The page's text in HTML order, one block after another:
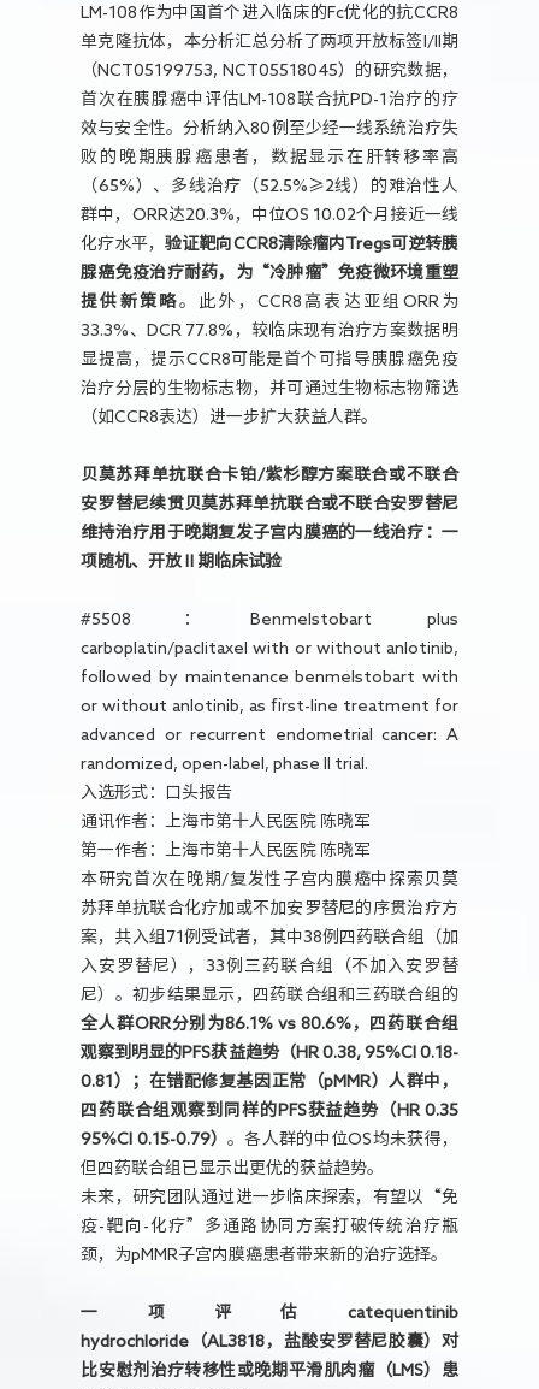
LM-108作为中国首个进入临床的Fc优化的抗CCR8
单克隆抗体，本分析汇总分析了两项开放标签I/II期
（NCT05199753, NCT05518045）的研究数据，
首次在胰腺癌中评估LM-108联合抗PD-1治疗的疗
效与安全性。分析纳入80例至少经一线系统治疗失
败的晚期胰腺癌患者，数据显示在肝转移率高
（65%）、多线治疗（52.5%≥2线）的难治性人
群中，ORR达20.3%，中位OS 10.02个月接近一线
化疗水平，验证靶向CCR8清除瘤内Tregs可逆转胰
腺癌免疫治疗耐药，为“冷肿瘤”免疫微环境重塑
提供新策略。此外，CCR8高表达亚组ORR为
33.3%、DCR 77.8%，较临床现有治疗方案数据明
显提高，提示CCR8可能是首个可指导胰腺癌免疫
治疗分层的生物标志物，并可通过生物标志物筛选
（如CCR8表达）进一步扩大获益人群。
贝莫苏拜单抗联合卡铂/紫杉醇方案联合或不联合
安罗替尼续贯贝莫苏拜单抗联合或不联合安罗替尼
维持治疗用于晚期复发子宫内膜癌的一线治疗：一
项随机、开放Ⅱ期临床试验
#5508：Benmelstobart plus
carboplatin/paclitaxel with or without anlotinib,
followed by maintenance benmelstobart with
or without anlotinib, as first-line treatment for
advanced or recurrent endometrial cancer: A
randomized, open-label, phase II trial.
入选形式：口头报告
通讯作者：上海市第十人民医院 陈晓军
第一作者：上海市第十人民医院 陈晓军
本研究首次在晚期/复发性子宫内膜癌中探索贝莫
苏拜单抗联合化疗加或不加安罗替尼的序贯治疗方
案，共入组71例受试者，其中38例四药联合组（加
入安罗替尼），33例三药联合组（不加入安罗替
尼）。初步结果显示，四药联合组和三药联合组的
全人群ORR分别为86.1% vs 80.6%，四药联合组
观察到明显的PFS获益趋势（HR 0.38, 95%CI 0.18-
0.81）；在错配修复基因正常（pMMR）人群中，
四药联合组观察到同样的PFS获益趋势（HR 0.35
95%CI 0.15-0.79）。各人群的中位OS均未获得，
但四药联合组已显示出更优的获益趋势。
未来，研究团队通过进一步临床探索，有望以“免
疫-靶向-化疗”多通路协同方案打破传统治疗瓶
颈，为pMMR子宫内膜癌患者带来新的治疗选择。
一项评估catequentinib
hydrochloride（AL3818，盐酸安罗替尼胶囊）对
比安慰剂治疗转移性或晚期平滑肌肉瘤（LMS）患